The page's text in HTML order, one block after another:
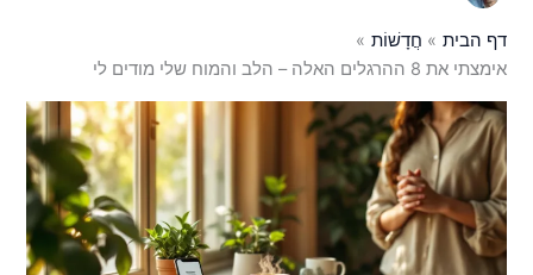
דף הבית
חֲדָשׁוֹת
אימצתי את 8 ההרגלים האלה – הלב והמוח שלי מודים לי